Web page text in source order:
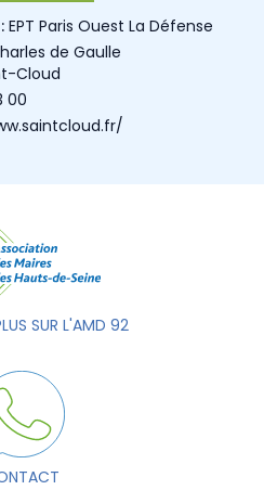
EPT Paris Ouest La Défense
de Gaulle
Cloud
00
SUR L'AMD 92